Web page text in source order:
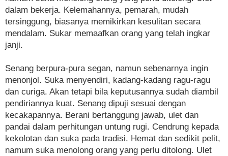
dalam bekerja. Kelemahannya, pemarah, mudah
tersinggung, biasanya memikirkan kesulitan secara
mendalam. Sukar memaafkan orang yang telah ingkar
janji.
Senang berpura-pura segan, namun sebenarnya ingin
menonjol. Suka menyendiri, kadang-kadang ragu-ragu
dan curiga. Akan tetapi bila keputusannya sudah diambil
pendiriannya kuat. Senang dipuji sesuai dengan
kecakapannya. Berani bertanggung jawab, ulet dan
pandai dalam perhitungan untung rugi. Cendrung kepada
kekolotan dan suka pada tradisi. Hemat dan sedikit pelit,
namum suka menolong orang yang perlu ditolong. Ulet